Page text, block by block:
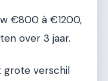
€800 à €1200,
over 3 jaar.
grote verschil